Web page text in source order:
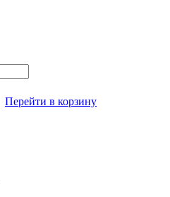
Перейти в корзину